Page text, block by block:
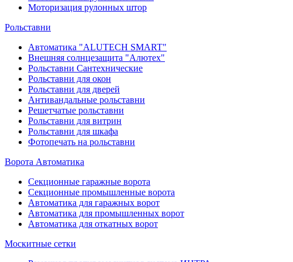
Моторизация рулонных штор
Рольставни
Автоматика "ALUTECH SMART"
Внешняя солнцезащита "Алютех"
Рольставни Сантехнические
Рольставни для окон
Рольставни для дверей
Антивандальные рольставни
Решетчатые рольставни
Рольставни для витрин
Рольставни для шкафа
Фотопечать на рольставни
Ворота Автоматика
Секционные гаражные ворота
Секционные промышленные ворота
Автоматика для гаражных ворот
Автоматика для промышленных ворот
Автоматика для откатных ворот
Москитные сетки